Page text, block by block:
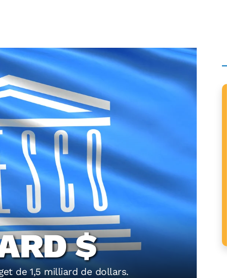
$
de 1,5 milliard de dollars.